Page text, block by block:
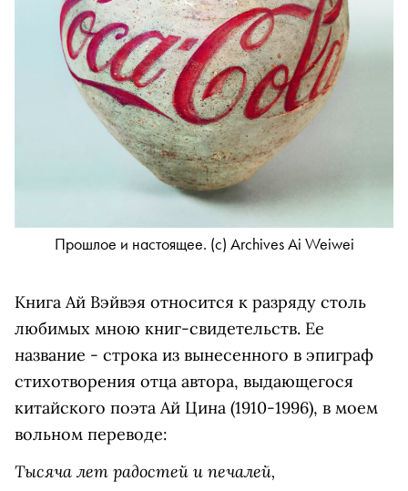
Прошлое и настоящее. (с) Archives Ai Weiwei
Книга Ай Вэйвэя относится к разряду столь
любимых мною книг-свидетельств. Ее
название - строка из вынесенного в эпиграф
стихотворения отца автора, выдающегося
китайского поэта Ай Цина (1910-1996), в моем
вольном переводе:
Тысяча лет радостей и печалей,